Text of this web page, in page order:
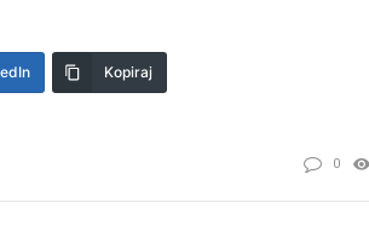
Kopiraj
0